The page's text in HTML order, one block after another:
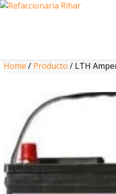
Home / Producto / LTH